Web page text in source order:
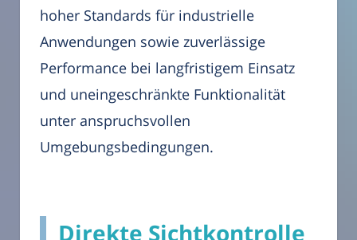
hoher Standards für industrielle
Anwendungen sowie zuverlässige
Performance bei langfristigem Einsatz
und uneingeschränkte Funktionalität
unter anspruchsvollen
Umgebungsbedingungen.
Direkte Sichtkontrolle